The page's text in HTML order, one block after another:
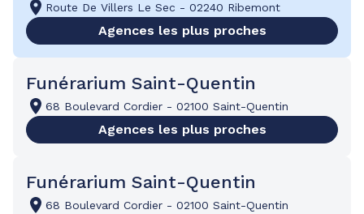
Route De Villers Le Sec - 02240 Ribemont
Agences les plus proches
Funérarium Saint-Quentin
68 Boulevard Cordier - 02100 Saint-Quentin
Agences les plus proches
Funérarium Saint-Quentin
68 Boulevard Cordier - 02100 Saint-Quentin